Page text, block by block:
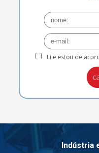
Li e estou de
Indústria